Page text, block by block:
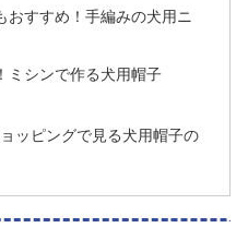
おすすめ！手編みの犬用ニ
ミシンで作る犬用帽子
ッピングで見る犬用帽子の